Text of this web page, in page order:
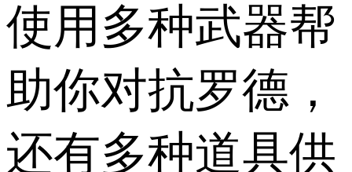
使用多种武器帮
助你对抗罗德，
还有多种道具供